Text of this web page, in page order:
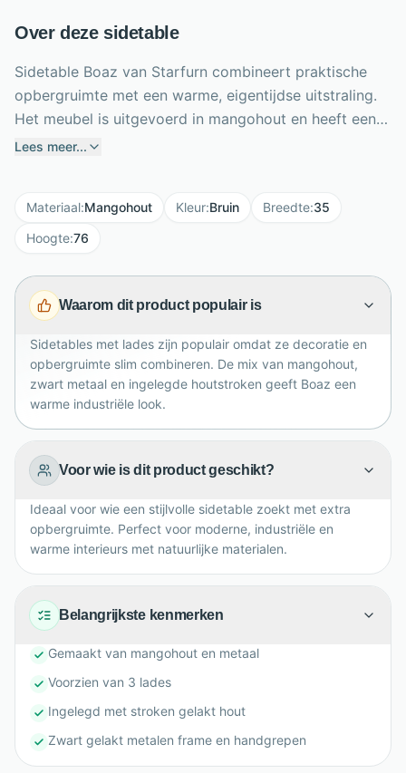
Over deze sidetable
Sidetable Boaz van Starfurn combineert praktische
opbergruimte met een warme, eigentijdse uitstraling.
Het meubel is uitgevoerd in mangohout en heeft een
stevig metalen frame, afgewerkt met zwarte lak voor
graag uit het zicht houdt. Bijzonder aan Boaz is de
inleg van verschillende stroken gelakt hout, waardoor
formaat van 150 x 35 x 76 cm past hij perfect in de
hal, achter de bank of tegen een lange wand. Stijlvol,
Lees meer...
Materiaal:Mangohout Kleur:Bruin Breedte:35
Hoogte:76
Waarom dit product populair is
Sidetables met lades zijn populair omdat ze decoratie en
opbergruimte slim combineren. De mix van mangohout,
zwart metaal en ingelegde houtstroken geeft Boaz een
warme industriële look.
Voor wie is dit product geschikt?
Ideaal voor wie een stijlvolle sidetable zoekt met extra
opbergruimte. Perfect voor moderne, industriële en
warme interieurs met natuurlijke materialen.
Belangrijkste kenmerken
Gemaakt van mangohout en metaal
Voorzien van 3 lades
Ingelegd met stroken gelakt hout
Zwart gelakt metalen frame en handgrepen